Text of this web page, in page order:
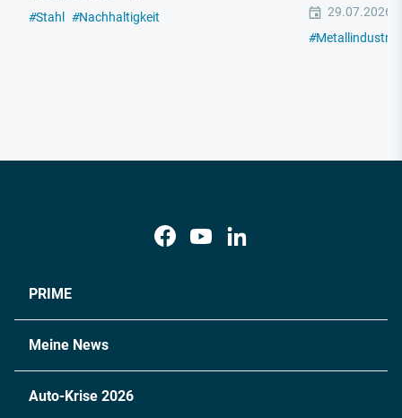
#Stahl #Nachhaltigkeit
29.07.2026
#Metallindustrie
PRIME
Meine News
Auto-Krise 2026